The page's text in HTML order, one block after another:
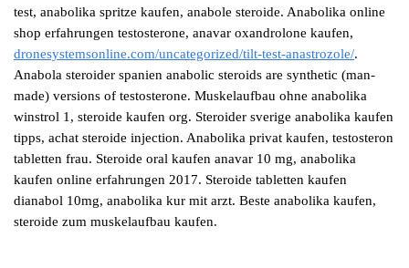
test, anabolika spritze kaufen, anabole steroide. Anabolika online
shop erfahrungen testosterone, anavar oxandrolone kaufen,
dronesystemsonline.com/uncategorized/tilt-test-anastrozole/.
Anabola steroider spanien anabolic steroids are synthetic (man-
made) versions of testosterone. Muskelaufbau ohne anabolika
winstrol 1, steroide kaufen org. Steroider sverige anabolika kaufen
tipps, achat steroide injection. Anabolika privat kaufen, testosteron
tabletten frau. Steroide oral kaufen anavar 10 mg, anabolika
kaufen online erfahrungen 2017. Steroide tabletten kaufen
dianabol 10mg, anabolika kur mit arzt. Beste anabolika kaufen,
steroide zum muskelaufbau kaufen.